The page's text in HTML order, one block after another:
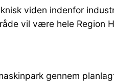
viden indenfor
vil være hele Region
gennem